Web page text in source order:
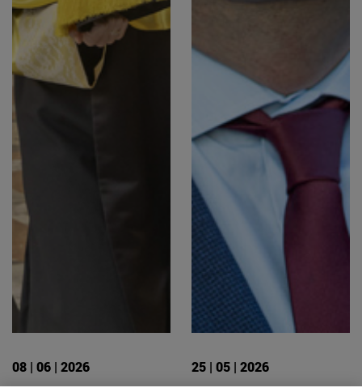
08 | 06 | 2026 25 | 05 | 2026